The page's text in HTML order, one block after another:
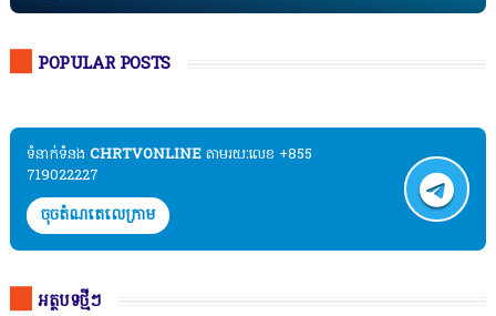
POPULAR POSTS
ទំនាក់ទំនង​​ CHRTVONLINE តាមរយៈលេខ +855
719022227
ចុចតំណតេលេក្រាម
អត្ថបទថ្មីៗ